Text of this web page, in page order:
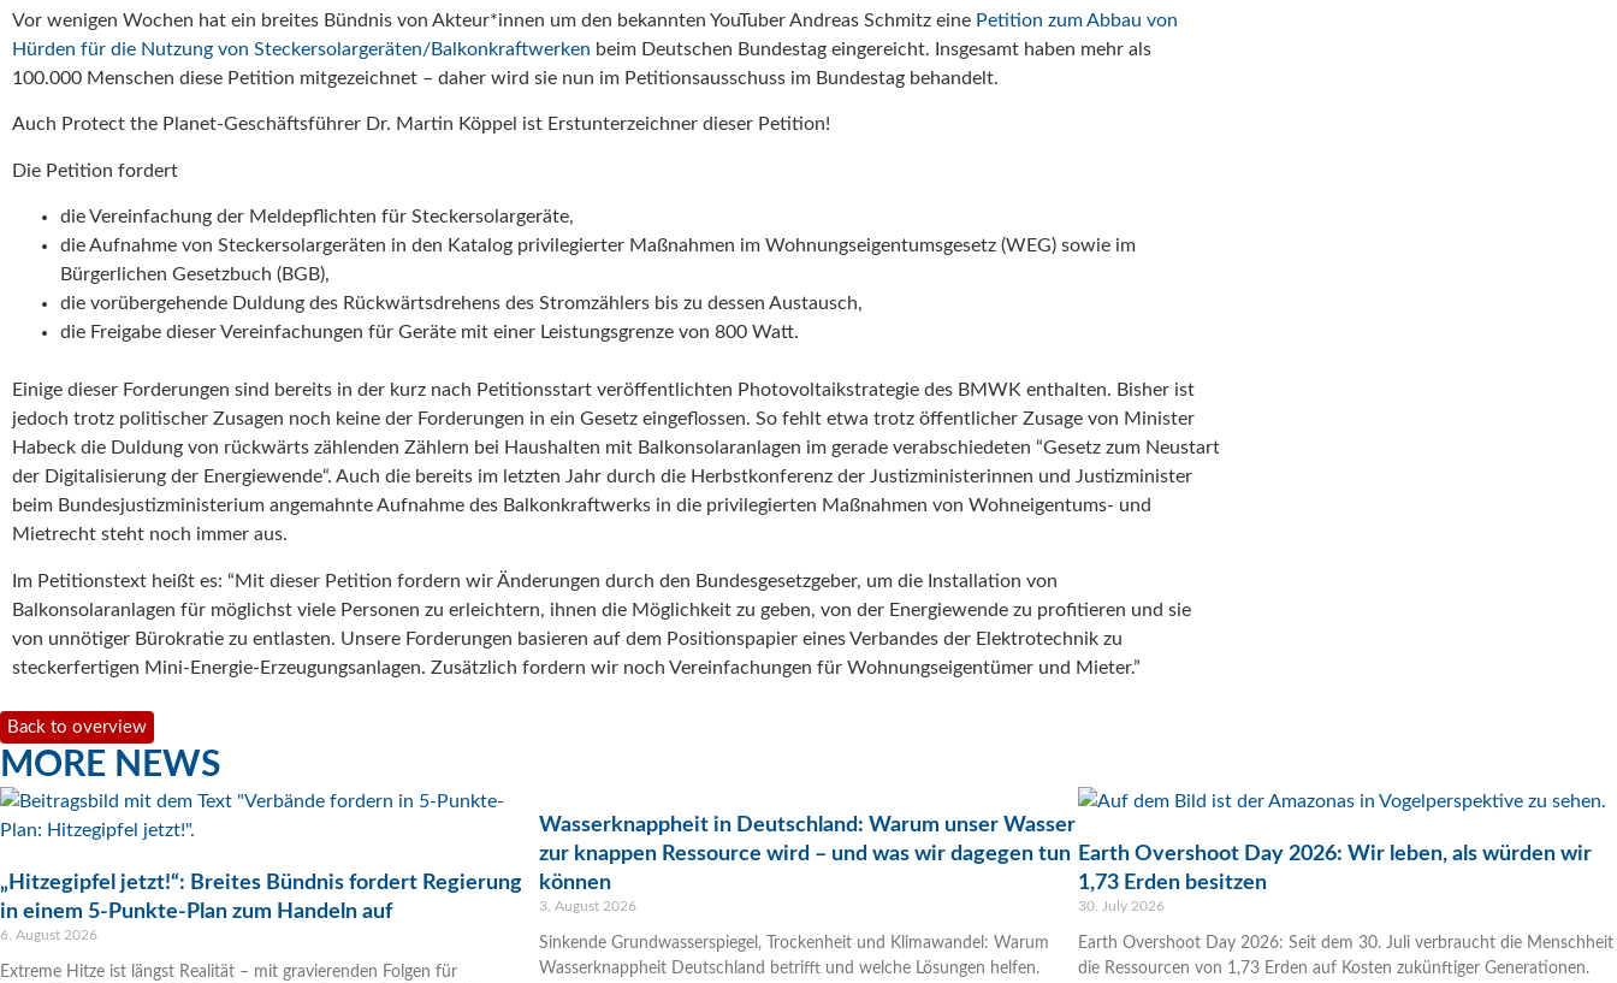
Vor wenigen Wochen hat ein breites Bündnis von Akteur*innen um den bekannten YouTuber Andreas Schmitz eine Petition zum Abbau von
Hürden für die Nutzung von Steckersolargeräten/Balkonkraftwerken beim Deutschen Bundestag eingereicht. Insgesamt haben mehr als
100.000 Menschen diese Petition mitgezeichnet – daher wird sie nun im Petitionsausschuss im Bundestag behandelt.
Auch Protect the Planet-Geschäftsführer Dr. Martin Köppel ist Erstunterzeichner dieser Petition!
Die Petition fordert
die Vereinfachung der Meldepflichten für Steckersolargeräte,
die Aufnahme von Steckersolargeräten in den Katalog privilegierter Maßnahmen im Wohnungseigentumsgesetz (WEG) sowie im
Bürgerlichen Gesetzbuch (BGB),
die vorübergehende Duldung des Rückwärtsdrehens des Stromzählers bis zu dessen Austausch,
die Freigabe dieser Vereinfachungen für Geräte mit einer Leistungsgrenze von 800 Watt.
Einige dieser Forderungen sind bereits in der kurz nach Petitionsstart veröffentlichten Photovoltaikstrategie des BMWK enthalten. Bisher ist
jedoch trotz politischer Zusagen noch keine der Forderungen in ein Gesetz eingeflossen. So fehlt etwa trotz öffentlicher Zusage von Minister
Habeck die Duldung von rückwärts zählenden Zählern bei Haushalten mit Balkonsolaranlagen im gerade verabschiedeten “Gesetz zum Neustart
der Digitalisierung der Energiewende“. Auch die bereits im letzten Jahr durch die Herbstkonferenz der Justizministerinnen und Justizminister
beim Bundesjustizministerium angemahnte Aufnahme des Balkonkraftwerks in die privilegierten Maßnahmen von Wohneigentums- und
Mietrecht steht noch immer aus.
Im Petitionstext heißt es: “Mit dieser Petition fordern wir Änderungen durch den Bundesgesetzgeber, um die Installation von
Balkonsolaranlagen für möglichst viele Personen zu erleichtern, ihnen die Möglichkeit zu geben, von der Energiewende zu profitieren und sie
von unnötiger Bürokratie zu entlasten. Unsere Forderungen basieren auf dem Positionspapier eines Verbandes der Elektrotechnik zu
steckerfertigen Mini-Energie-Erzeugungsanlagen. Zusätzlich fordern wir noch Vereinfachungen für Wohnungseigentümer und Mieter.”
Back to overview
MORE NEWS
„Hitzegipfel jetzt!“: Breites Bündnis fordert Regierung
in einem 5-Punkte-Plan zum Handeln auf
6. August 2026
Extreme Hitze ist längst Realität – mit gravierenden Folgen für
Wasserknappheit in Deutschland: Warum unser Wasser
zur knappen Ressource wird – und was wir dagegen tun
können
3. August 2026
Sinkende Grundwasserspiegel, Trockenheit und Klimawandel: Warum
Wasserknappheit Deutschland betrifft und welche Lösungen helfen.
Earth Overshoot Day 2026: Wir leben, als würden wir
1,73 Erden besitzen
30. July 2026
Earth Overshoot Day 2026: Seit dem 30. Juli verbraucht die Menschheit
die Ressourcen von 1,73 Erden auf Kosten zukünftiger Generationen.